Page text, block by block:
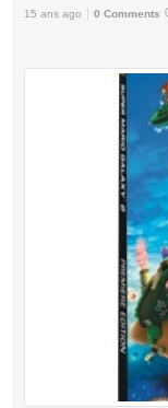
15 ans ago 0 Comments